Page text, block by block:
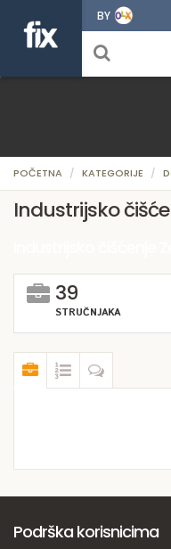
BY
POČETNA KATEGORIJE
Industrijsko
39
STRUČNJAKA
Podrška korisnicima